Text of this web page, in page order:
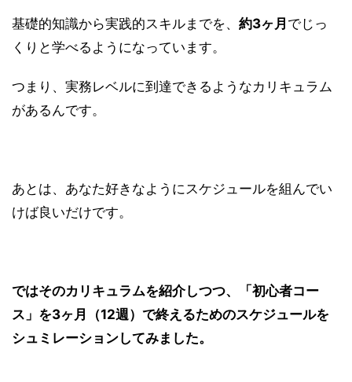
基礎的知識から実践的スキルまでを、 約3ヶ月 でじっ
くりと学べるようになっています。
つまり、実務レベルに到達できるようなカリキュラム
があるんです。
あとは、あなた好きなようにスケジュールを組んでい
けば良いだけです。
ではそのカリキュラムを紹介しつつ、「初心者コー
ス」を3ヶ月（12週）で終えるためのスケジュールを
シュミレーションしてみました。